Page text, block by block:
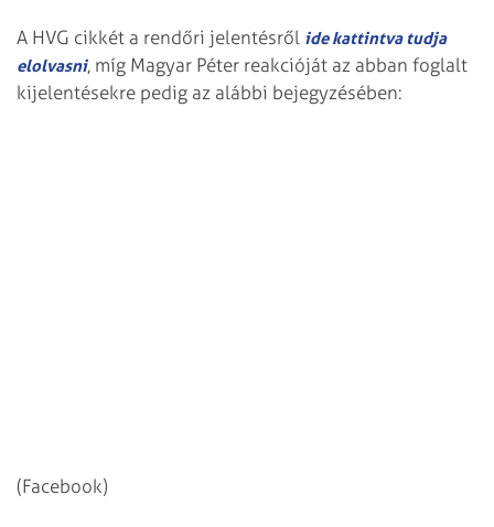
A HVG cikkét a rendőri jelentésről ide kattintva tudja
elolvasni, míg Magyar Péter reakcióját az abban foglalt
kijelentésekre pedig az alábbi bejegyzésében:
(Facebook)